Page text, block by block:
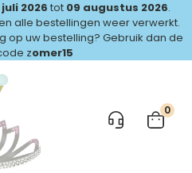
juli 2026 tot 09 augustus 2026.
alle bestellingen weer verwerkt.
op uw bestelling? Gebruik dan de
zomer15
0